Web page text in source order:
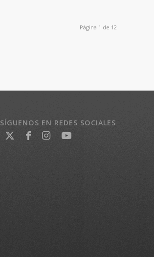
Página 1 de 12
SÍGUENOS EN REDES SOCIALES